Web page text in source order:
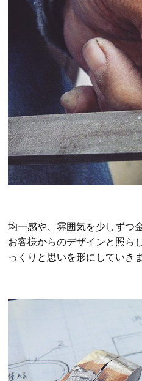
均一感や、雰囲気を少しずつ
お客様からのデザインと照ら
っくりと思いを形にしていき